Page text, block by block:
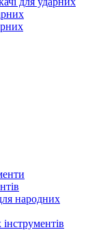
народних